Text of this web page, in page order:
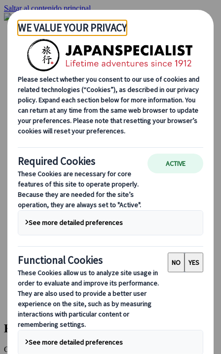
Saltar al contenido principal
Inicio
Viajes
Viajes a medida
Viajes de autor
Fly & Drive
Circuitos organizados
Excursiones
Tours de grupo a medida
Japan Rail Pass
Cómo trabajamos
Sobre nosotros
Nuestro equipo
Blog
Consejos de viaje para cada temporada
Destinos destacados
Perspectivas culturales
Experiencias gastronómicas
Recorre Japón en tren
Preguntas frecuentes
Información práctica
Etiqueta en Japón
Conducir en Japón
Reservar con nosotros
Japan Rail Pass
Alojamiento
Asesoramiento virtual
Japanspecialist
Destinos
Todos los destinos
Kagoshima
Kagoshima
Climas cálidos y actividad volcánica en el extremo sur de Kyushu